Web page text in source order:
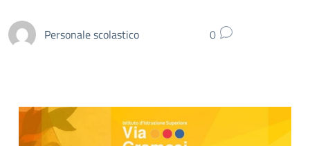
Personale scolastico 0